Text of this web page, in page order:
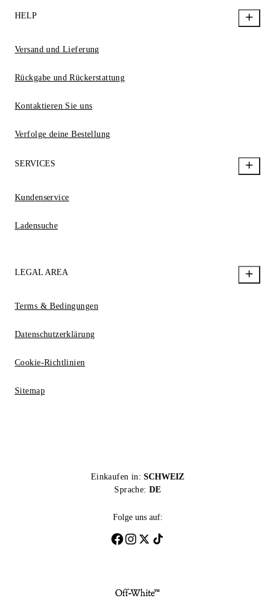
HELP
Versand und Lieferung
Rückgabe und Rückerstattung
Kontaktieren Sie uns
Verfolge deine Bestellung
SERVICES
Kundenservice
Ladensuche
LEGAL AREA
Terms & Bedingungen
Datenschutzerklärung
Cookie-Richtlinien
Sitemap
Einkaufen in: SCHWEIZ
Sprache: DE
Folge uns auf: